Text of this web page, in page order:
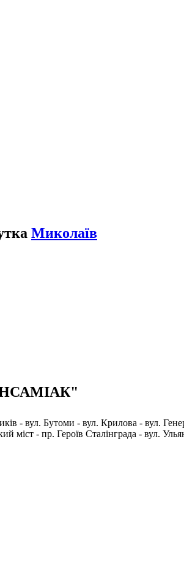
Миколаїв
- вул. Бутоми - вул. Крилова - вул.
міст - пр. Героїв Сталінграда - вул.